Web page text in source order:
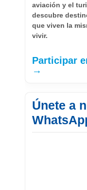
aviación y el
descubre
que viven la
vivir.
Participar
→
Únete a